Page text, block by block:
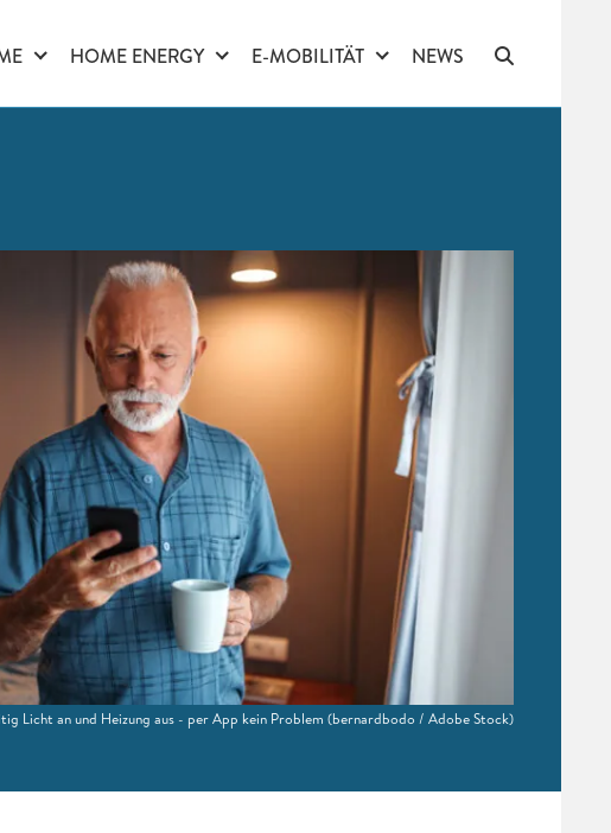
HOME ENERGY E-MOBILITÄT NEWS
Licht an und Heizung aus - per App kein Problem (bernardbodo / Adobe Stock)